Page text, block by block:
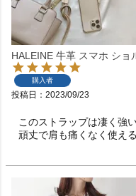
HALEINE 牛革 スマホ ショ
購入者
投稿日 2023/09/23
このストラップは凄く強
頑丈で肩も痛くなく使え